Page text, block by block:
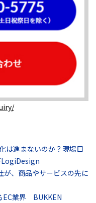
は進まないのか？現場目
LogiDesign
が、商品やサービスの先に
EC業界 BUKKEN